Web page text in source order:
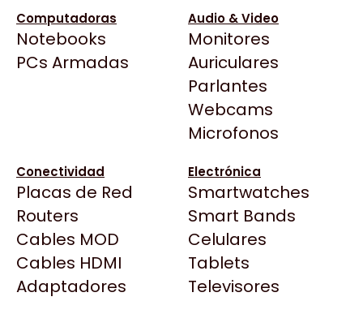
Computadoras
Notebooks
PCs Armadas
Audio & Video
Monitores
Auriculares
Parlantes
Webcams
Microfonos
Conectividad
Placas de Red
Routers
Cables MOD
Cables HDMI
Adaptadores
Electrónica
Smartwatches
Smart Bands
Celulares
Tablets
Televisores
BenQ
CX
Cooler Master
Deepcool
Dell
EVGA
Gamemax
Genesis
Genius
Todas las Tiendas
Click Gaming
Compufan Store
Dinobyte
Full H4rd
Gaming City
Gezatek
$1.816.784
Ver producto en la página de Max Tecno